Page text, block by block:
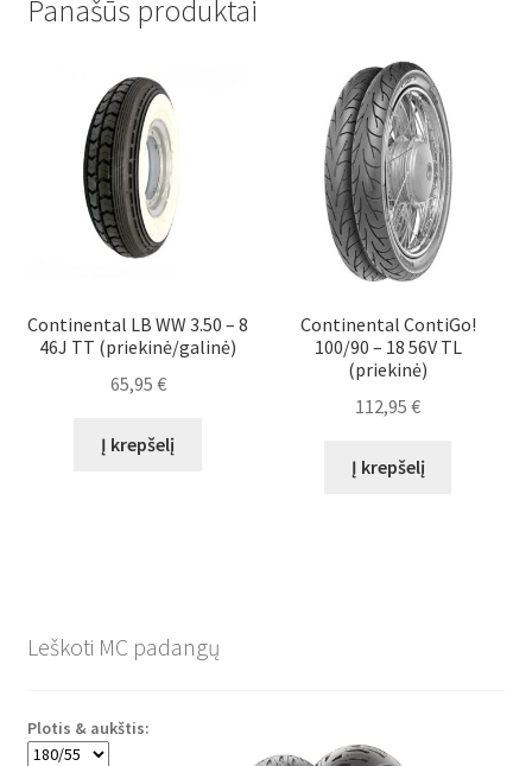
Panašūs produktai
Continental LB WW 3.50 – 8
46J TT (priekinė/galinė)
65,95 €
Į krepšelį
Continental ContiGo!
100/90 – 18 56V TL
(priekinė)
112,95€
Į krepšelį
Leškoti MC padangų
Plotis & aukštis: